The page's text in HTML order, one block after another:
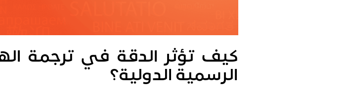
كيف تؤثر الدقة في ترجمة
الرسمية الدولية؟